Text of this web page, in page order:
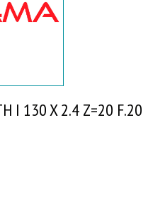
I 130 X 2.4 Z=20 F.20